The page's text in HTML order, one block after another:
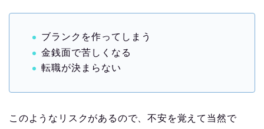
ブランクを作ってしまう
金銭面で苦しくなる
転職が決まらない
このようなリスクがあるので、不安を覚えて当然で